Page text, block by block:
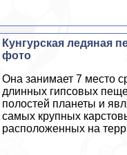
Кунгурская ледяная
фото
Она занимает 7 место
длинных гипсовых
полостей планеты и
самых крупных
расположенных на